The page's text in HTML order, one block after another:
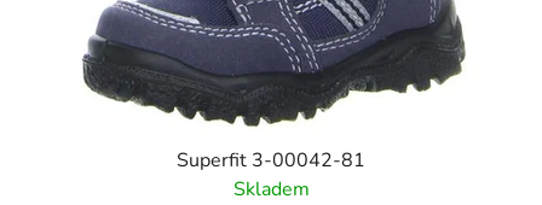
Superfit 3-00042-81
Skladem